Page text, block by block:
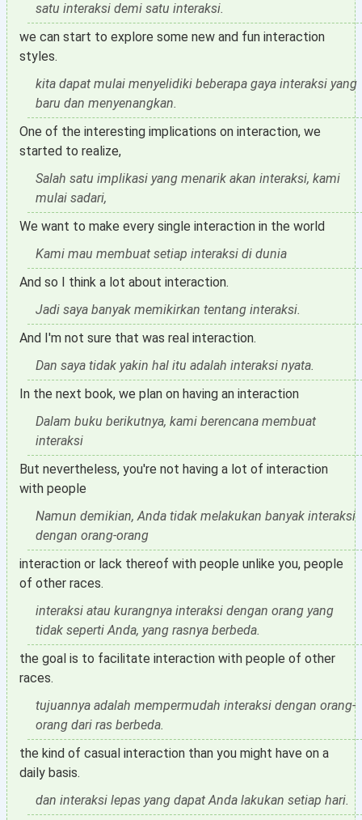
satu interaksi demi satu interaksi.
we can start to explore some new and fun interaction
styles.
kita dapat mulai menyelidiki beberapa gaya interaksi yang
baru dan menyenangkan.
One of the interesting implications on interaction, we
started to realize,
Salah satu implikasi yang menarik akan interaksi, kami
mulai sadari,
We want to make every single interaction in the world
Kami mau membuat setiap interaksi di dunia
And so I think a lot about interaction.
Jadi saya banyak memikirkan tentang interaksi.
And I'm not sure that was real interaction.
Dan saya tidak yakin hal itu adalah interaksi nyata.
In the next book, we plan on having an interaction
Dalam buku berikutnya, kami berencana membuat
interaksi
But nevertheless, you're not having a lot of interaction
with people
Namun demikian, Anda tidak melakukan banyak interaksi
dengan orang-orang
interaction or lack thereof with people unlike you, people
of other races.
interaksi atau kurangnya interaksi dengan orang yang
tidak seperti Anda, yang rasnya berbeda.
the goal is to facilitate interaction with people of other
races.
tujuannya adalah mempermudah interaksi dengan orang-
orang dari ras berbeda.
the kind of casual interaction than you might have on a
daily basis.
dan interaksi lepas yang dapat Anda lakukan setiap hari.